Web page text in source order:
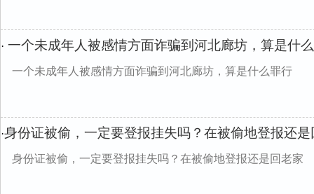
· 一个未成年人被感情方面诈骗到河北廊坊，算是什
一个未成年人被感情方面诈骗到河北廊坊，算是什么罪行
·身份证被偷，一定要登报挂失吗？在被偷地登报还是
身份证被偷，一定要登报挂失吗？在被偷地登报还是回老家